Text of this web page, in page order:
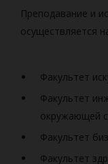
Преподавание и
осуществляется
Факультет
Факультет
окружающей
Факультет
Факультет